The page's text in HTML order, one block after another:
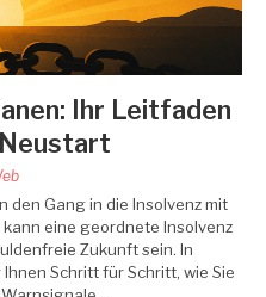
Ihr Leitfaden
den Gang in die Insolvenz mit
eine geordnete Insolvenz
Zukunft sein. In
Schritt für Schritt, wie Sie